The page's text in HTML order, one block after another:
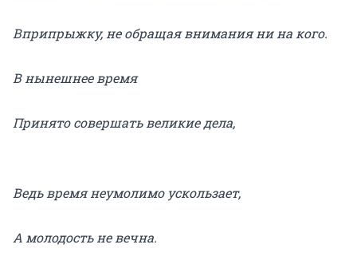
Вприпрыжку, не обращая внимания ни на кого.
В нынешнее время
Принято совершать великие дела,
Ведь время неумолимо ускользает,
А молодость не вечна.